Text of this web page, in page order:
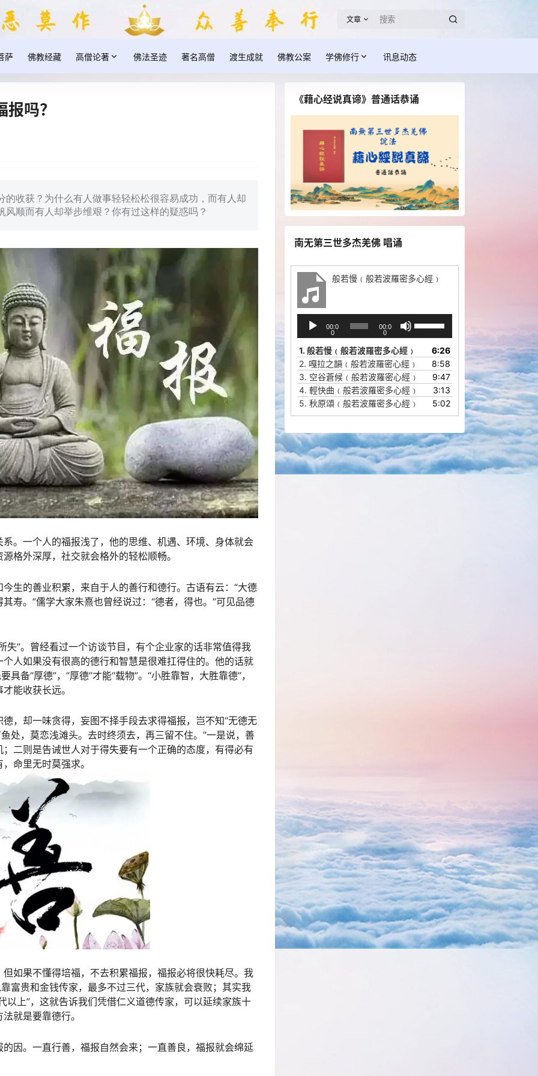
文章
萨 佛教经藏 高僧论著 佛法圣迹 著名高僧 渡生成就 佛教公案 学佛修行 讯息动态
吗？
收获？为什么有人做事轻轻松松很容易成功，而有人却
顺而有人却举步维艰？你有过这样的疑惑吗？
。一个人的福报浅了，他的思维、机遇、环境、身体就会
格外深厚，社交就会格外的轻松顺畅。
生的善业积累，来自于人的善行和德行。古语有云：“大德
寿。”儒学大家朱熹也曾经说过：“德者，得也。”可见品德
失”。曾经看过一个访谈节目，有个企业家的话非常值得我
人如果没有很高的德行和智慧是很难扛得住的。他的话就
备“厚德”，“厚德”才能“载物”。“小胜靠智，大胜靠德”，
能收获长远。
，却一味贪得，妄图不择手段去求得福报，岂不知“无德无
处，莫恋浅滩头。去时终须去，再三留不住。”一是说，善
二则是告诫世人对于得失要有一个正确的态度，有得必有
命里无时莫强求。
如果不懂得培福，不去积累福报，福报必将很快耗尽。我
富贵和金钱传家，最多不过三代，家族就会衰败；其实我
以上”，这就告诉我们凭借仁义道德传家，可以延续家族十
就是要靠德行。
因。一直行善，福报自然会来；一直善良，福报就会绵延
《藉心经说真谛》普通话恭诵
南无第三世多杰羌佛 唱诵
般若慢﹙般若波羅密多心經﹚
播
放
器
00:0
0
00:0
0
/
下
箭
头
键
增
高
或
降
1. 般若慢﹙般若波羅密多心經﹚
6:26
2. 嘎拉之韻﹙般若波羅密心經﹚
8:58
3. 空谷蒼候﹙般若波羅密心經﹚
9:47
4. 輕快曲﹙般若波羅密多心經﹚
3:13
5. 秋原頌﹙般若波羅密多心經﹚ 5:02